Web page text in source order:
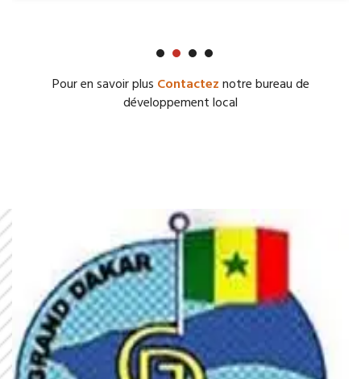
Pour en savoir plus Contacteznotre bureau de
développement local